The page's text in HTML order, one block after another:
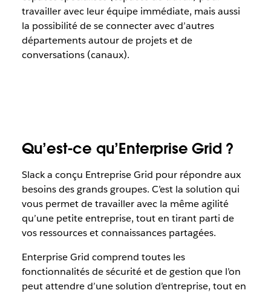
travailler avec leur équipe immédiate, mais aussi
la possibilité de se connecter avec d’autres
départements autour de projets et de
conversations (canaux).
Qu’est-ce qu’Enterprise Grid ?
Slack a conçu Entreprise Grid pour répondre aux
besoins des grands groupes. C’est la solution qui
vous permet de travailler avec la même agilité
qu’une petite entreprise, tout en tirant parti de
vos ressources et connaissances partagées.
Enterprise Grid comprend toutes les
fonctionnalités de sécurité et de gestion que l’on
peut attendre d’une solution d’entreprise, tout en